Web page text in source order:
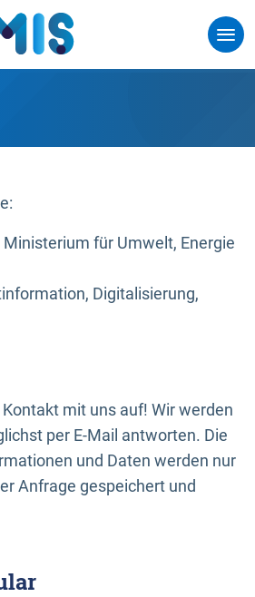
für Umwelt, Energie
Digitalisierung,
mit uns auf! Wir werden
per E-Mail antworten. Die
und Daten werden nur
Anfrage gespeichert und